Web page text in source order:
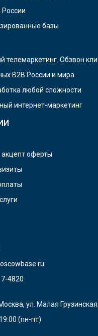
базы
телемаркетинг. Обзвон
B2B России и мира
любой сложности
интернет-маркетинг
акцепт оферты
4820
ул. Малая
(пн-пт)